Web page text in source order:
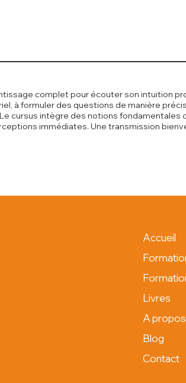
complet pour écouter son intuition
à formuler des questions de manière
cursus intègre des notions
immédiates. Une transmission
Accueil
Livres
A propos
Blog
Contact